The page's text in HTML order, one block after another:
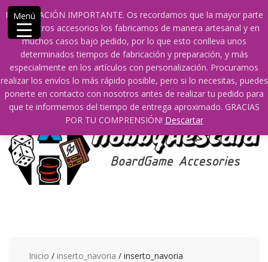
INFORMACIÓN IMPORTANTE. Os recordamos que la mayor parte
de nuestros accesorios los fabricamos de manera artesanal y en
muchos casos bajo pedido, por lo que esto conlleva unos
determinados tiempos de fabricación y preparación, y más
especialmente en los artículos con personalización. Procuramos
realizar los envíos lo más rápido posible, pero si lo necesitas, puedes
ponerte en contacto con nosotros antes de realizar tu pedido para
que te informemos del tiempo de entrega aproximado. GRACIAS
POR TU COMPRENSIÓN! Descartar
Saltar
contenido
609241475 SOLO DE 10:00 a 14:00
info@hobbyaescala.com
San Fernando de Henares
10:00 - 14:00
Mi cuenta
0 0
Inicio / inserto_navoria / inserto_navoria
Menú